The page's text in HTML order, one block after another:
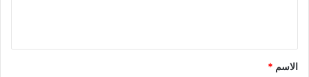
*
الاسم *